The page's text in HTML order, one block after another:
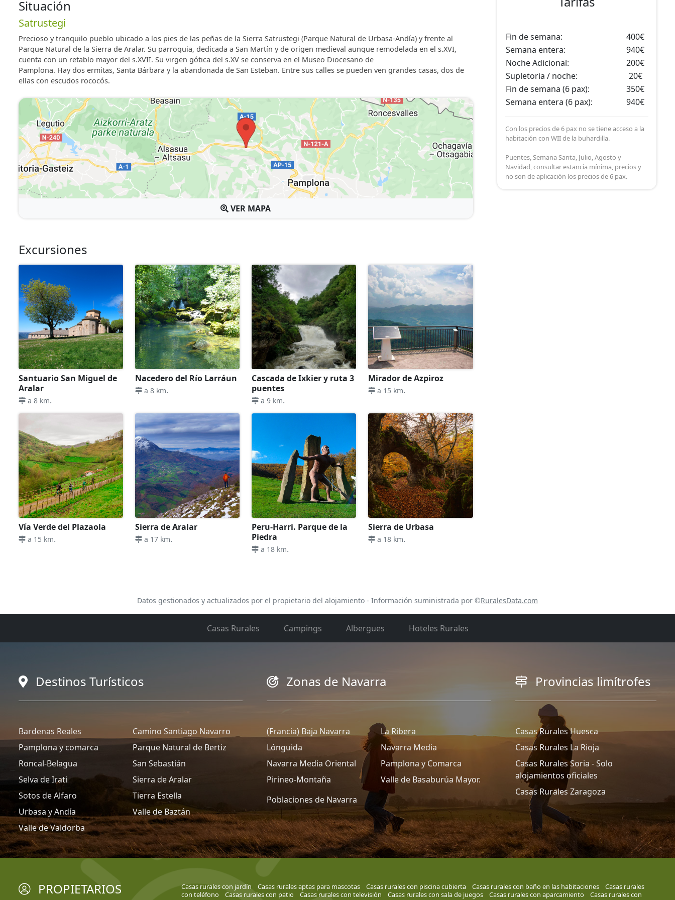
Situación
Satrustegi
Precioso y tranquilo pueblo ubicado a los pies de las peñas de la Sierra Satrustegi (Parque Natural de Urbasa-Andía) y frente al
Parque Natural de la Sierra de Aralar. Su parroquia, dedicada a San Martín y de origen medieval aunque remodelada en el s.XVI,
cuenta con un retablo mayor del s.XVII. Su virgen gótica del s.XV se conserva en el Museo Diocesano de
Pamplona. Hay dos ermitas, Santa Bárbara y la abandonada de San Esteban. Entre sus calles se pueden ven grandes casas, dos de
ellas con escudos rococós.
VER MAPA
Excursiones
Santuario San Miguel de
Aralar
a 8 km.
Nacedero del Río Larráun
a 8 km.
Cascada de Ixkier y ruta 3
puentes
a 9 km.
Mirador de Azpiroz
a 15 km.
Vía Verde del Plazaola
a 15 km.
Sierra de Aralar
a 17 km.
Peru-Harri. Parque de la
Piedra
a 18 km.
Sierra de Urbasa
a 18 km.
Fin de semana:
400€
Semana entera:
940€
Noche Adicional:
200€
Supletoria / noche:
20€
Fin de semana (6 pax):
350€
Semana entera (6 pax):
940€
Con los precios de 6 pax no se tiene acceso a la
habitación con WII de la buhardilla.
Puentes, Semana Santa, Julio, Agosto y
Navidad, consultar estancia mínima, precios y
no son de aplicación los precios de 6 pax.
Datos gestionados y actualizados por el propietario del alojamiento - Información suministrada por ©RuralesData.com
Casas Rurales Campings Albergues Hoteles Rurales
Destinos Turísticos
Bardenas Reales
Camino Santiago Navarro
Pamplona y comarca
Parque Natural de Bertiz
Roncal-Belagua
San Sebastián
Selva de Irati
Sierra de Aralar
Sotos de Alfaro
Tierra Estella
Urbasa y Andía
Valle de Baztán
Valle de Valdorba
Zonas de Navarra
(Francia) Baja Navarra
La Ribera
Lónguida
Navarra Media
Navarra Media Oriental
Pamplona y Comarca
Pirineo-Montaña
Valle de Basaburúa Mayor.
Poblaciones de Navarra
Provincias limítrofes
Casas Rurales Huesca
Casas Rurales La Rioja
Casas Rurales Soria - Solo
alojamientos oficiales
Casas Rurales Zaragoza
PROPIETARIOS Casas rurales con jardín Casas rurales aptas para mascotas Casas rurales con piscina cubierta Casas rurales con baño en las habitaciones
Casas rurales
con teléfono
Casas rurales con patio Casas rurales con televisión Casas rurales con sala de juegos Casas rurales con aparcamiento
Casas rurales con